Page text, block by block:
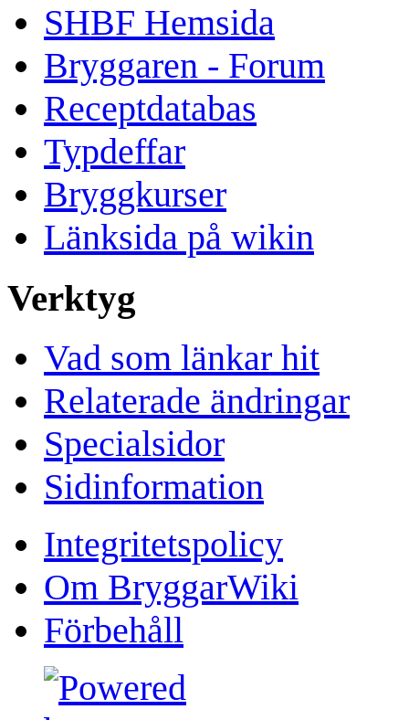
SHBF Hemsida
Bryggaren - Forum
Receptdatabas
Typdeffar
Bryggkurser
Länksida på wikin
Verktyg
Vad som länkar hit
Relaterade ändringar
Specialsidor
Sidinformation
Integritetspolicy
Om BryggarWiki
Förbehåll